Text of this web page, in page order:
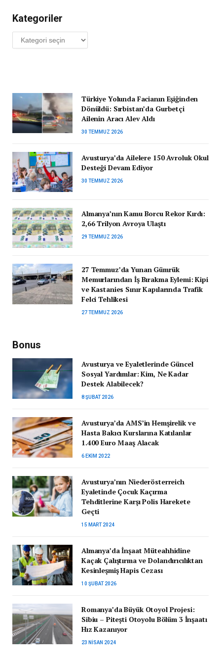
Kategoriler
Kategoriler
Türkiye Yolunda Facianın Eşiğinden
Dönüldü: Sırbistan’da Gurbetçi
Ailenin Aracı Alev Aldı
30 TEMMUZ 2026
Avusturya’da Ailelere 150 Avroluk Okul
Desteği Devam Ediyor
30 TEMMUZ 2026
Almanya’nın Kamu Borcu Rekor Kırdı:
2,66 Trilyon Avroya Ulaştı
29 TEMMUZ 2026
27 Temmuz’da Yunan Gümrük
Memurlarından İş Bırakma Eylemi: Kipi
ve Kastanies Sınır Kapılarında Trafik
Felci Tehlikesi
27 TEMMUZ 2026
Bonus
Avusturya ve Eyaletlerinde Güncel
Sosyal Yardımlar: Kim, Ne Kadar
Destek Alabilecek?
8 ŞUBAT 2026
Avusturya’da AMS’in Hemşirelik ve
Hasta Bakıcı Kurslarına Katılanlar
1.400 Euro Maaş Alacak
6 EKIM 2022
Avusturya’nın Niederösterreich
Eyaletinde Çocuk Kaçırma
Tehditlerine Karşı Polis Harekete
Geçti
15 MART 2024
Almanya’da İnşaat Müteahhidine
Kaçak Çalıştırma ve Dolandırıcılıktan
Kesinleşmiş Hapis Cezası
10 ŞUBAT 2026
Romanya’da Büyük Otoyol Projesi:
Sibiu – Pitești Otoyolu Bölüm 3 İnşaatı
Hız Kazanıyor
23 NISAN 2024